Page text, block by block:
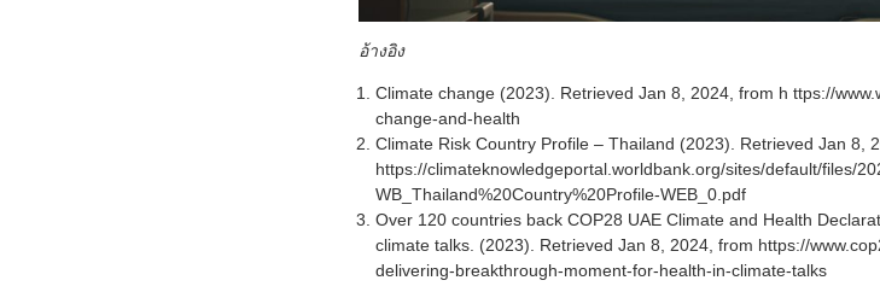
อ้างอิง
Climate change (2023). Retrieved Jan 8, 2024, from h ttps://
change-and-health
Climate Risk Country Profile – Thailand (2023). Retrieved Jan 8,
https://climateknowledgeportal.worldbank.org/sites/default/files/
WB_Thailand%20Country%20Profile-WEB_0.pdf
Over 120 countries back COP28 UAE Climate and Health
climate talks. (2023). Retrieved Jan 8, 2024, from https://
delivering-breakthrough-moment-for-health-in-climate-talks